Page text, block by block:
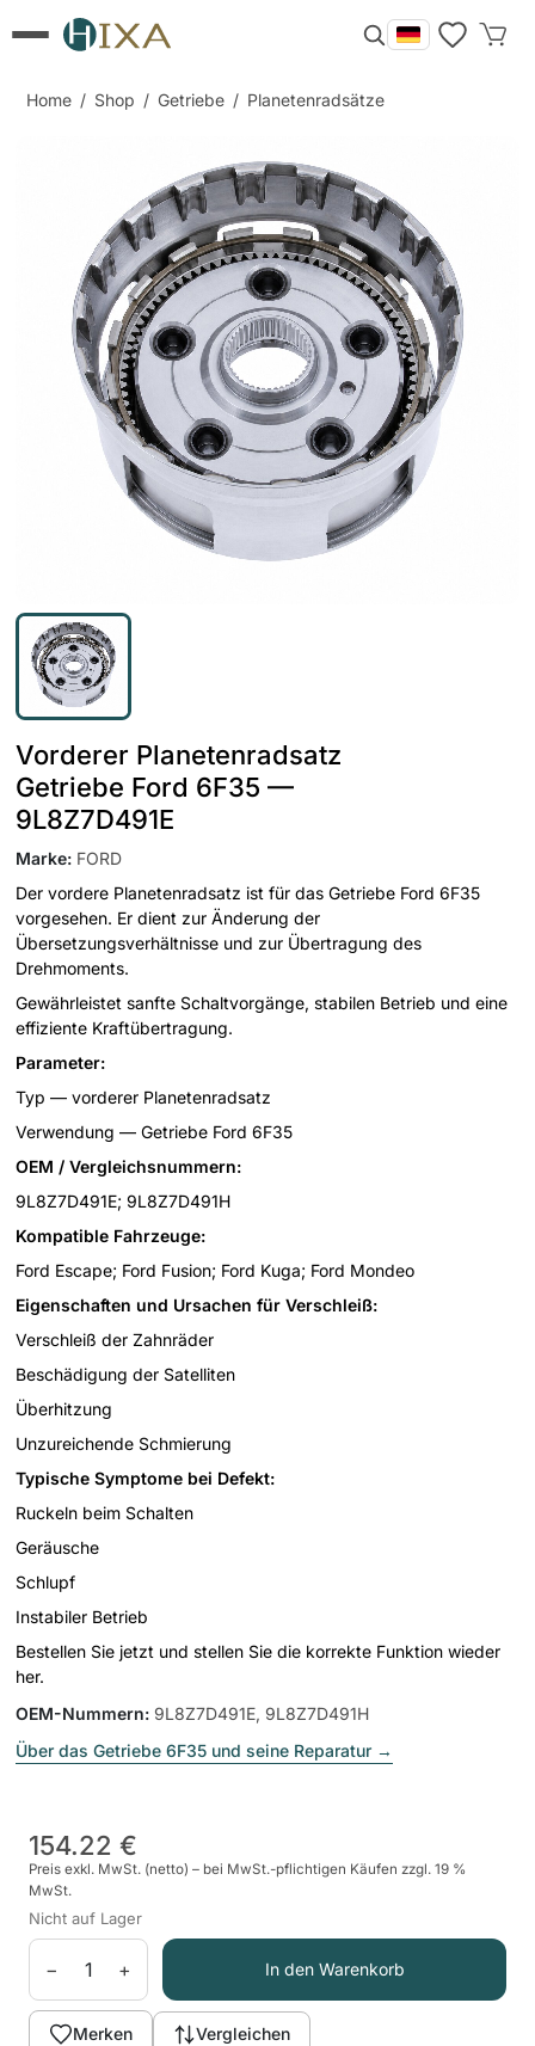
Home / Shop / Getriebe / Planetenradsätze
Vorderer Planetenradsatz
Getriebe Ford 6F35 —
9L8Z7D491E
Marke: FORD
Der vordere Planetenradsatz ist für das Getriebe Ford 6F35
vorgesehen. Er dient zur Änderung der
Übersetzungsverhältnisse und zur Übertragung des
Drehmoments.
Gewährleistet sanfte Schaltvorgänge, stabilen Betrieb und eine
effiziente Kraftübertragung.
Parameter:
Typ — vorderer Planetenradsatz
Verwendung — Getriebe Ford 6F35
OEM / Vergleichsnummern:
9L8Z7D491E; 9L8Z7D491H
Kompatible Fahrzeuge:
Ford Escape; Ford Fusion; Ford Kuga; Ford Mondeo
Eigenschaften und Ursachen für Verschleiß:
Verschleiß der Zahnräder
Beschädigung der Satelliten
Überhitzung
Unzureichende Schmierung
Typische Symptome bei Defekt:
Ruckeln beim Schalten
Geräusche
Schlupf
Instabiler Betrieb
Bestellen Sie jetzt und stellen Sie die korrekte Funktion wieder
her.
OEM-Nummern: 9L8Z7D491E, 9L8Z7D491H
Über das Getriebe 6F35 und seine Reparatur →
154.22 €
Preis exkl. MwSt. (netto) – bei MwSt.-pflichtigen Käufen zzgl. 19 %
MwSt.
Nicht auf Lager
− + In den Warenkorb
Merken Vergleichen